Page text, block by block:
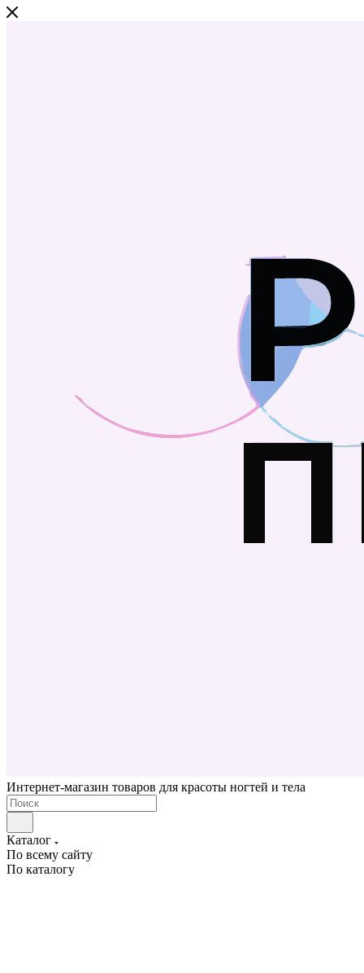
Интернет-магазин товаров для красоты ногтей и тела
Каталог
По всему сайту
По каталогу